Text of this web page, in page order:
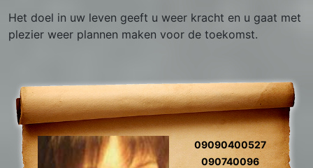
Het doel in uw leven geeft u weer kracht en u gaat met
plezier weer plannen maken voor de toekomst.
09090400527
090740096